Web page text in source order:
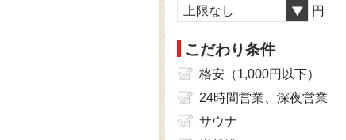
上限なし 円
こだわり条件
格安（1,000円以下）
24時間営業、深夜営業
サウナ